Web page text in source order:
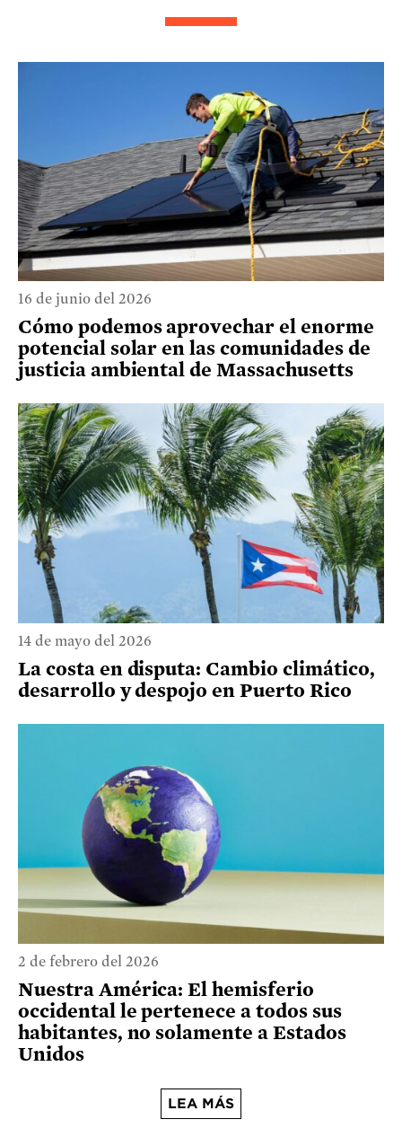
16 de junio del 2026
Cómo podemos aprovechar el enorme
potencial solar en las comunidades de
justicia ambiental de Massachusetts
14 de mayo del 2026
La costa en disputa: Cambio climático,
desarrollo y despojo en Puerto Rico
2 de febrero del 2026
Nuestra América: El hemisferio
occidental le pertenece a todos sus
habitantes, no solamente a Estados
Unidos
LEA MÁS